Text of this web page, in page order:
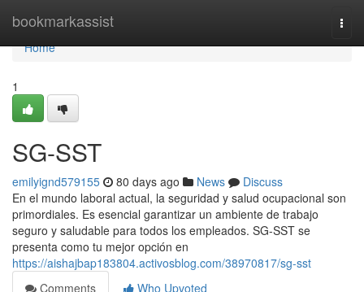
bookmarkassist
Home
Home
1
SG-SST
emilyignd579155 80 days ago News
Discuss
En el mundo laboral actual, la seguridad y salud ocupacional son
primordiales. Es esencial garantizar un ambiente de trabajo
seguro y saludable para todos los empleados. SG-SST se
presenta como tu mejor opción en
https://aishajbap183804.activosblog.com/38970817/sg-sst
Comments
Who Upvoted